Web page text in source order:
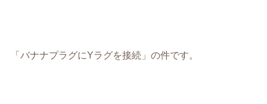
「バナナプラグにYラグを接続」の件です。